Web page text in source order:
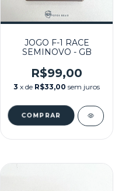
JOGO F-1 RACE
SEMINOVO - GB
R$99,00
3 x de R$33,00 sem juros